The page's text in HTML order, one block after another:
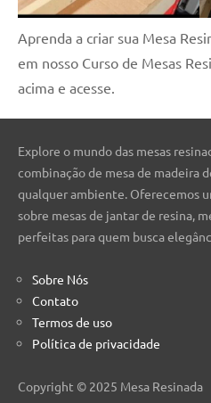
Aprenda a criar sua Mesa
em nosso Curso de Mesas
acima e acesse.
Explore o mundo das mesas
combinação de mesa de madeira
qualquer ambiente. Oferecemos
sobre mesas de jantar de resina,
perfeitas para quem busca
Sobre Nós
Contato
Termos de uso
Política de privacidade
Copyright © 2025 Mesa Resinada